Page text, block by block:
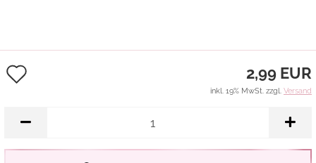
Merkzettel
2,99 EUR
inkl. 19% MwSt. zzgl. Versand